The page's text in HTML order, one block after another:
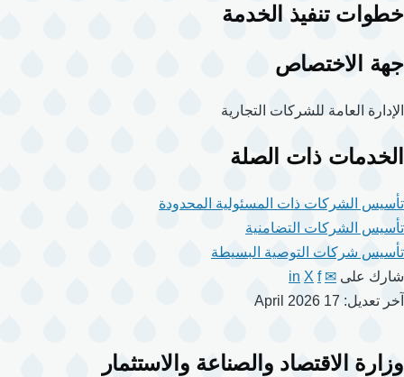
خطوات تنفيذ الخدمة
جهة الاختصاص
الإدارة العامة للشركات التجارية
الخدمات ذات الصلة
تأسيس الشركات ذات المسئولية المحدودة
تأسيس الشركات التضامنية
تأسيس شركات التوصية البسيطة
شارك على ✉
in X f
آخر تعديل: 17 April 2026
وزارة الاقتصاد والصناعة والاستثمار